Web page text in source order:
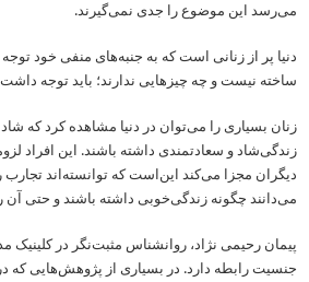
می‌رسد این موضوع را جدی نمی‌گیرند.
دنیا پر از زنانی است که به جنبه‌های منفی خود
ساخته نیست و چه چیزهایی ندارند؛ باید توجه
زنان بسیاری را می‌توان در دنیا مشاهده کرد که
زندگی‌شاد و سعادتمندی داشته باشند. این افراد
دیگران مجزا می‌کند این‌است که توانسته‌اند تجارب
می‌دانند چگونه زندگی‌خوبی داشته باشند و حتی آن
پیمان رحیمی نژاد، روانشناس مثبت‌نگر در
جنسیت رابطه دارد. در بسیاری از پژوهش‌هایی که